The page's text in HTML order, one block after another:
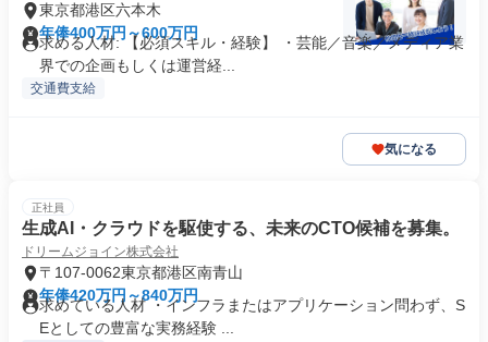
東京都港区六本木
年俸400万円～600万円
求める人材: 【必須スキル・経験】 ・芸能／音楽／メディア業
界での企画もしくは運営経...
交通費支給
気になる
正社員
生成AI・クラウドを駆使する、未来のCTO候補を募集。
ドリームジョイン株式会社
〒107-0062東京都港区南青山
年俸420万円～840万円
求めている人材 ・インフラまたはアプリケーション問わず、S
Eとしての豊富な実務経験 ...